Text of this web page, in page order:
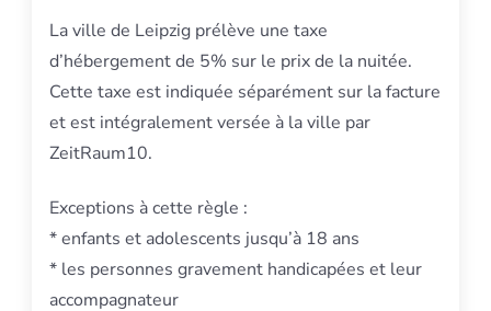
La ville de Leipzig prélève une taxe
d’hébergement de 5% sur le prix de la nuitée.
Cette taxe est indiquée séparément sur la facture
et est intégralement versée à la ville par
ZeitRaum10.
Exceptions à cette règle :
* enfants et adolescents jusqu’à 18 ans
* les personnes gravement handicapées et leur
accompagnateur